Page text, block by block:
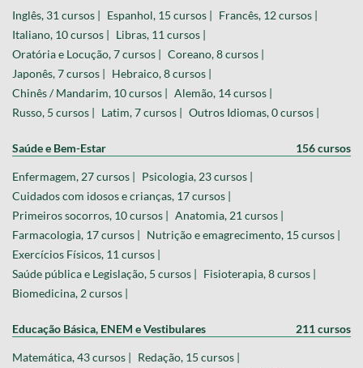
Inglês, 31 cursos | Espanhol, 15 cursos | Francês, 12 cursos |
Italiano, 10 cursos | Libras, 11 cursos |
Oratória e Locução, 7 cursos | Coreano, 8 cursos |
Japonês, 7 cursos | Hebraico, 8 cursos |
Chinês / Mandarim, 10 cursos | Alemão, 14 cursos |
Russo, 5 cursos | Latim, 7 cursos | Outros Idiomas, 0 cursos |
Saúde e Bem-Estar 156 cursos
Enfermagem, 27 cursos | Psicologia, 23 cursos |
Cuidados com idosos e crianças, 17 cursos |
Primeiros socorros, 10 cursos | Anatomia, 21 cursos |
Farmacologia, 17 cursos | Nutrição e emagrecimento, 15 cursos |
Exercícios Físicos, 11 cursos |
Saúde pública e Legislação, 5 cursos | Fisioterapia, 8 cursos |
Biomedicina, 2 cursos |
Educação Básica, ENEM e Vestibulares 211 cursos
Matemática, 43 cursos | Redação, 15 cursos |